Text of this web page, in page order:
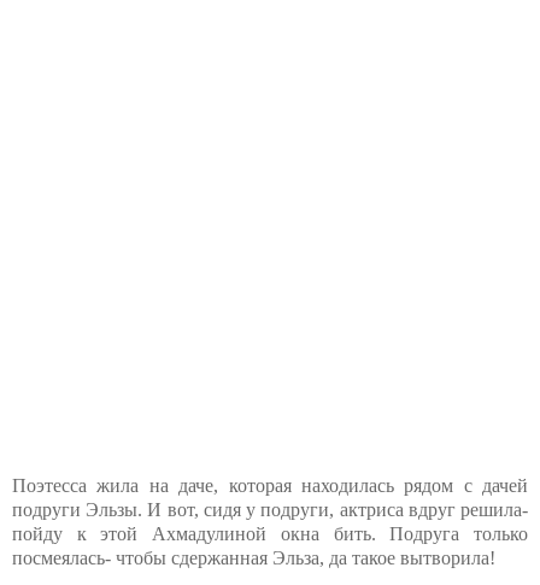
Поэтесса жила на даче, которая находилась рядом с дачей
подруги Эльзы. И вот, сидя у подруги, актриса вдруг решила-
пойду к этой Ахмадулиной окна бить. Подруга только
посмеялась- чтобы сдержанная Эльза, да такое вытворила!